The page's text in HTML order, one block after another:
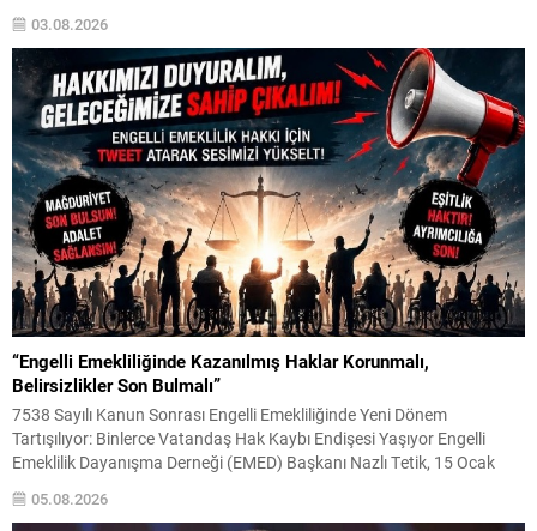
geliştirdiği yeni nesil platformla Türkiye’de ulaşım alışkanlıklarına...
03.08.2026
“Engelli Emekliliğinde Kazanılmış Haklar Korunmalı,
Belirsizlikler Son Bulmalı”
7538 Sayılı Kanun Sonrası Engelli Emekliliğinde Yeni Dönem
Tartışılıyor: Binlerce Vatandaş Hak Kaybı Endişesi Yaşıyor Engelli
Emeklilik Dayanışma Derneği (EMED) Başkanı Nazlı Tetik, 15 Ocak
Sağlık Sigortası Kanunu’nda Değişiklik Yapılmasına Dair Kanun’un
05.08.2026